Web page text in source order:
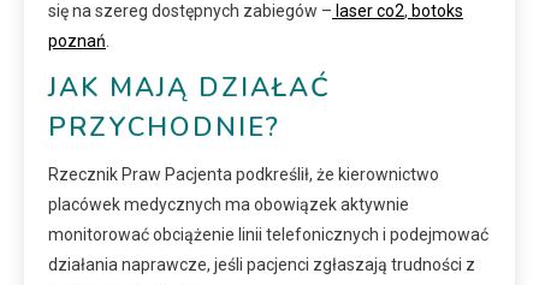
się na szereg dostępnych zabiegów – laser co2, botoks
poznań
JAK MAJĄ DZIAŁAĆ
PRZYCHODNIE?
Rzecznik Praw Pacjenta podkreślił, że kierownictwo
placówek medycznych ma obowiązek aktywnie
monitorować obciążenie linii telefonicznych i podejmować
działania naprawcze, jeśli pacjenci zgłaszają trudności z